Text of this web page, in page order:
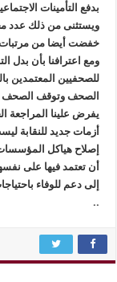
بدفع التأمينات
ويستثنى من ذلك عدد
خفضت أيضا من مرتبات
ومع اعترافنا بأن بدل
للصحفيين المعتمدين
الصحف وتوقف الصحف
يفرض علينا المراجعة
أزمات جديد للنقابة
إصلاح هياكل
أن تعتمد فيها على
إلى دعم للوفاء
..